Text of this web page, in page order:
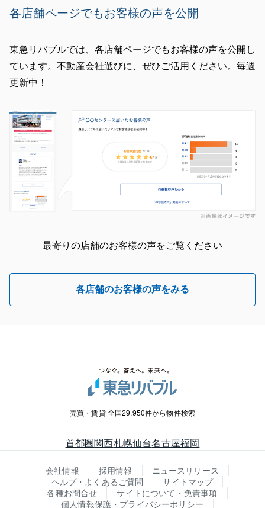
各店舗ページでもお客様の声を公開
東急リバブルでは、各店舗ページでもお客様の声を公開し
ています。不動産会社選びに、ぜひご活用ください。毎週
更新中！
最寄りの店舗のお客様の声をご覧ください
各店舗のお客様の声をみる
売買・賃貸 全国29,950件から物件検索
首都圏関西札幌仙台名古屋福岡
会社情報 採用情報
ニュースリリース
ヘルプ・よくあるご質問
サイトマップ
各種お問合せ
サイトについて・免責事項
個人情報保護・プライバシーポリシー